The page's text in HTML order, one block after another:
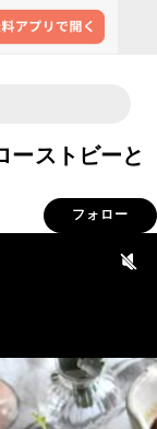
ーストビーと
フォロー